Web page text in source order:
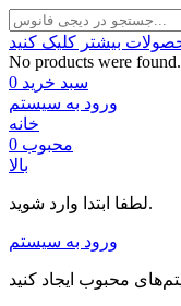
No products were found.
سبد خرید 0
ورود به سیستم
خانه
محبوب 0
بالا
لطفا ابتدا وارد شوید.
ورود به سیستم